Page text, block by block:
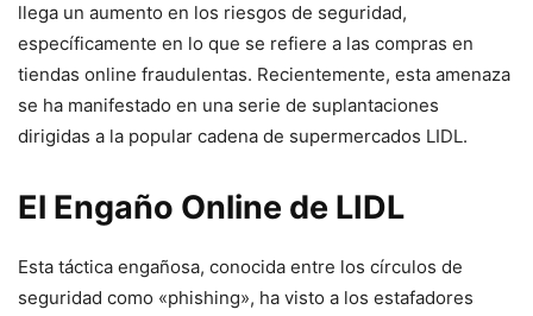
llega un aumento en los riesgos de seguridad,
específicamente en lo que se refiere a las compras en
tiendas online fraudulentas. Recientemente, esta amenaza
se ha manifestado en una serie de suplantaciones
dirigidas a la popular cadena de supermercados LIDL.
El Engaño Online de LIDL
Esta táctica engañosa, conocida entre los círculos de
seguridad como «phishing», ha visto a los estafadores